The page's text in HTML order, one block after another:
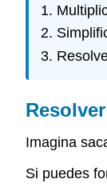
Imagina
Si puedes